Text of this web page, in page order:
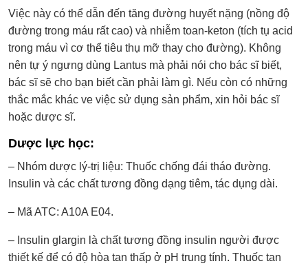
Việc này có thể dẫn đến tăng đường huyết nặng (nồng độ
đường trong máu rất cao) và nhiễm toan-keton (tích tụ acid
trong máu vì cơ thể tiêu thụ mỡ thay cho đường). Không
nên tự ý ngưng dùng Lantus mà phải nói cho bác sĩ biết,
bác sĩ sẽ cho bạn biết cần phải làm gì. Nếu còn có những
thắc mắc khác ve việc sử dụng sản phẩm, xin hỏi bác sĩ
hoặc dược sĩ.
Dược lực học:
– Nhóm dược lý-trị liệu: Thuốc chống đái tháo đường.
Insulin và các chất tương đồng dạng tiêm, tác dụng dài.
– Mã ATC: A10A E04.
– Insulin glargin là chất tương đồng insulin người được
thiết kế để có độ hòa tan thấp ở pH trung tính. Thuốc tan